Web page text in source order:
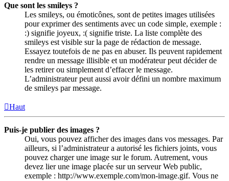
Que sont les smileys ?
Les smileys, ou émoticônes, sont de petites images utilisées
pour exprimer des sentiments avec un code simple, exemple :
:) signifie joyeux, :( signifie triste. La liste complète des
smileys est visible sur la page de rédaction de message.
Essayez toutefois de ne pas en abuser. Ils peuvent rapidement
rendre un message illisible et un modérateur peut décider de
les retirer ou simplement d’effacer le message.
L’administrateur peut aussi avoir défini un nombre maximum
de smileys par message.
Haut
Puis-je publier des images ?
Oui, vous pouvez afficher des images dans vos messages. Par
ailleurs, si l’administrateur a autorisé les fichiers joints, vous
pouvez charger une image sur le forum. Autrement, vous
devez lier une image placée sur un serveur Web public,
exemple : http://www.exemple.com/mon-image.gif. Vous ne